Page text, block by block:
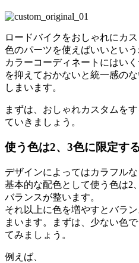
ロードバイクをおしゃれにカ
色のパーツを使えばいいという
カラーコーディネートにはい
を抑えておかないと統一感の
しまいます。
まずは、おしゃれカスタムを
ていきましょう。
使う色は2、3色に限定す
デザインによってはカラフル
基本的な配色として使う色は2
バランスが整います。
それ以上に色を増やすとバラ
まいます。まずは、少ない色
てみましょう。
例えば、